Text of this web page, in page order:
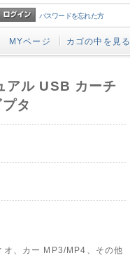
パスワードを忘れた方
MYページ カゴの中を見る
アル USB カーチ
タ
オ、カー MP3/MP4、その他